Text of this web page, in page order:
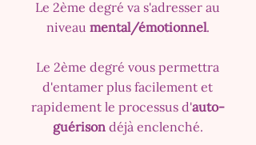
Le 2ème degré va s'adresser au
niveau mental/émotionnel.
Le 2ème degré vous permettra
d'entamer plus facilement et
rapidement le processus d'auto-
guérisondéjà enclenché.